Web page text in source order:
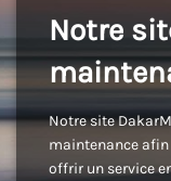
Notre
Notre site
maintenance afin
offrir un service